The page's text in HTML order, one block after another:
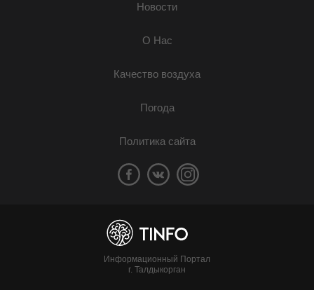
Новости
О Нас
Качество воздуха
Погода
Политика сайта
Информационный Портал
г. Талдыкорган